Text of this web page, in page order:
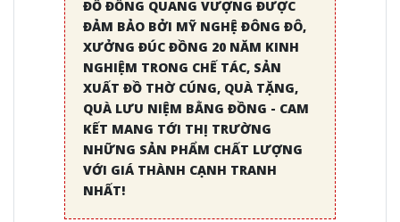
ĐỒ ĐỒNG QUANG VƯỢNG ĐƯỢC
ĐẢM BẢO BỞI MỸ NGHỆ ĐÔNG ĐÔ,
XƯỞNG ĐÚC ĐỒNG 20 NĂM KINH
NGHIỆM TRONG CHẾ TÁC, SẢN
XUẤT ĐỒ THỜ CÚNG, QUÀ TẶNG,
QUÀ LƯU NIỆM BẰNG ĐỒNG - CAM
KẾT MANG TỚI THỊ TRƯỜNG
NHỮNG SẢN PHẨM CHẤT LƯỢNG
VỚI GIÁ THÀNH CẠNH TRANH
NHẤT!